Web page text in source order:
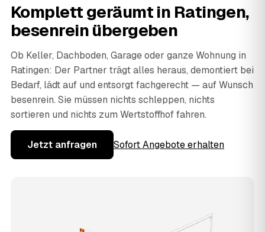
Komplett geräumt in Ratingen,
besenrein übergeben
Ob Keller, Dachboden, Garage oder ganze Wohnung in
Ratingen: Der Partner trägt alles heraus, demontiert bei
Bedarf, lädt auf und entsorgt fachgerecht — auf Wunsch
besenrein. Sie müssen nichts schleppen, nichts
sortieren und nichts zum Wertstoffhof fahren.
Jetzt anfragen Sofort Angebote erhalten